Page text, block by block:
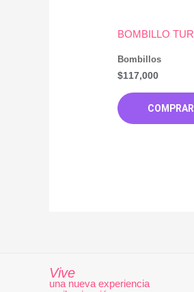
Bombillos
BOMBILLO
COMPRAR
$117,000
Vive
una nueva experiencia